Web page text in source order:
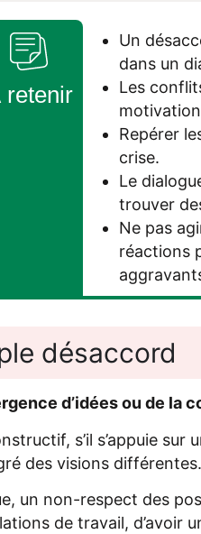
retenir
Un
dans un
Les
motivation
Repérer
crise.
Le
trouver
Ne pas
réactions
désaccord
d’idées ou de la
s’il s’appuie
des visions différentes.
un non-respect des
de travail, d’avoir